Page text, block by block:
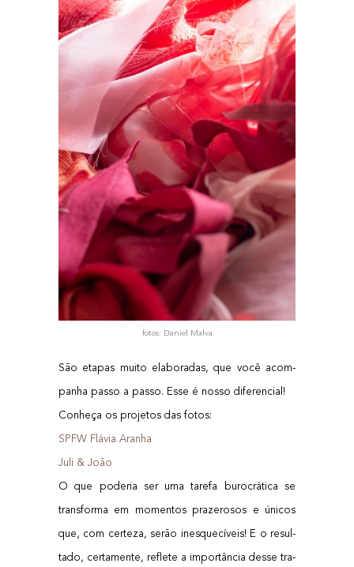
fotos: Dani­el Malva
São eta­pas mui­to ela­bo­ra­das, que você acom­
pa­nha pas­so a pas­so. Esse é nos­so diferencial!
Conhe­ça os pro­je­tos das fotos:
SPFW Flá­via Aranha
Juli & João
O que pode­ria ser uma tare­fa buro­crá­ti­ca se
trans­for­ma em momen­tos pra­ze­ro­sos e úni­cos
que, com cer­te­za, serão ines­que­cí­veis! E o resul­
ta­do, cer­ta­men­te, refle­te a impor­tân­cia des­se tra­